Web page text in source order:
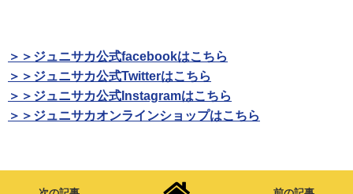
＞＞ジュニサカ公式facebookはこちら
＞＞ジュニサカ公式Twitterはこちら
＞＞ジュニサカ公式Instagramはこちら
＞＞ジュニサカオンラインショップはこちら